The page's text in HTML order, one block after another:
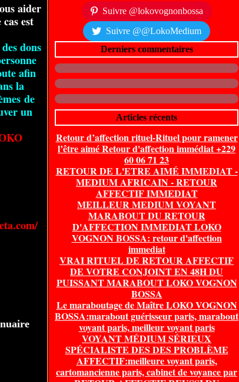
aider
est
dons
afin
la
de
un
Suivre @lokovognonbossa
Suivre @@LokoMedium
Derniers commentaires
Articles récents
Retour d’affection rituel-Rituel pour ramener
l’être aimé Retour d'affection immédiat +229
60 06 71 23
RETOUR DE L'ETRE AIMÉ IMMEDIAT -
MEDIUM AFRICAIN - RETOUR
AFFECTIF IMMEDIAT
MEILLEUR MEDIUM VOYANT
MARABOUT DU RETOUR
D'AFFECTION IMMEDIAT LOKO
VOGNON BOSSA: retour d'affection
immediat
VRAI RITUEL DE RETOUR AFFECTIF
DE VOTRE CONJOINT EN 48H DU
PUISSANT MARABOUT LOKO VOGNON
BOSSA
Le maraboutage de Maître LOKO VOGNON
BOSSA:marabout guérisseur paris, marabout
voyant paris, meilleur voyant paris
VOYANT MÉDIUM SÉRIEUX
SPÉCIALISTE DES DES PROBLÈME
AFFECTIF:meilleure voyant paris,
cartomancienne paris, cabinet de voyance par